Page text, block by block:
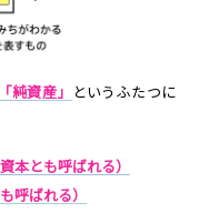
純資産」
というふたつに
本とも呼ばれる）
呼ばれる）